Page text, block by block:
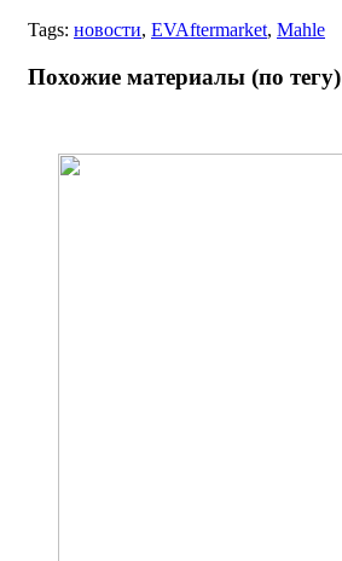
Tags: новости, EVAftermarket, Mahle
Похожие материалы (по тегу)